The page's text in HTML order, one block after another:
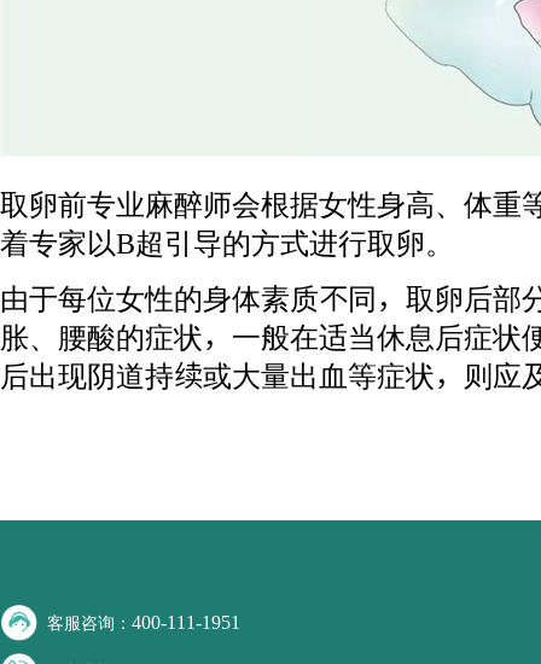
取卵前专业麻醉师会根据女性身高、体重
着专家以B超引导的方式进行取卵。
由于每位女性的身体素质不同，取卵后部
胀、腰酸的症状，一般在适当休息后症状
后出现阴道持续或大量出血等症状，则应
客服咨询：400-111-1951